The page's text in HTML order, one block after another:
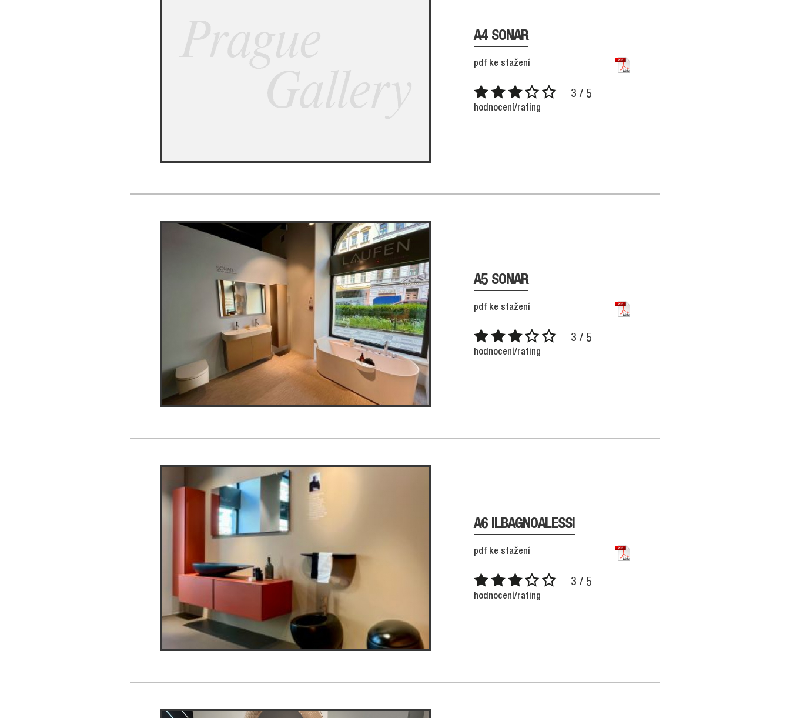
A4 SONAR
pdf ke stažení
3 / 5
hodnocení/rating
A5 SONAR
pdf ke stažení
3 / 5
hodnocení/rating
A6 ILBAGNOALESSI
pdf ke stažení
3 / 5
hodnocení/rating